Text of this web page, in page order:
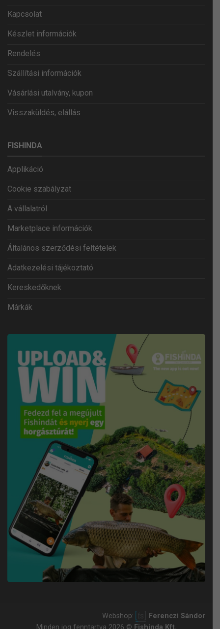
Kapcsolat
Készlet információk
Rendelés
Szállítási információk
Vásárlási utalvány, kupon
Visszaküldés, elállás
FISHINDA
Applikáció
Cookie szabályzat
A vállalatról
Marketplace információk
Általános szerződési feltételek
Adatkezelési tájékoztató
Kereskedőknek
Márkák
Webshop:
Ferenczi Sándor
Minden jog fenntartva 2026 © Fishinda Kft.